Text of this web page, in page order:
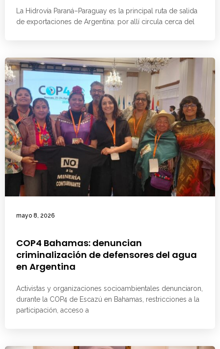
La Hidrovía Paraná–Paraguay es la principal ruta de salida
de exportaciones de Argentina: por allí circula cerca del
mayo 8, 2026
COP4 Bahamas: denuncian
criminalización de defensores del agua
en Argentina
Activistas y organizaciones socioambientales denunciaron,
durante la COP4 de Escazú en Bahamas, restricciones a la
participación, acceso a